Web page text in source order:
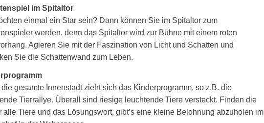
im Spitaltor
einmal ein Star sein? Dann können Sie im Spitaltor zum
werden, denn das Spitaltor wird zur Bühne mit einem roten
Agieren Sie mit der Faszination von Licht und Schatten und
Sie die Schattenwand zum Leben.
die gesamte Innenstadt zieht sich das Kinderprogramm, so z.B. die
Tierrallye. Überall sind riesige leuchtende Tiere versteckt. Finden die
alle Tiere und das Lösungswort, gibt’s eine kleine Belohnung abzuholen im